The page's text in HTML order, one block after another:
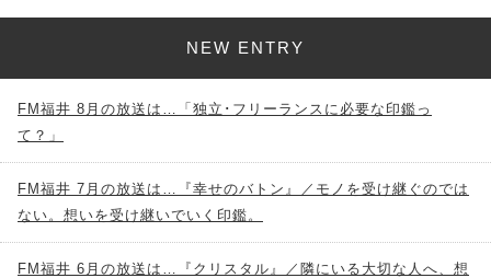
NEW ENTRY
FM福井 8月の放送は…「独立･フリーランスに必要な印鑑っ
て？」
FM福井 7月の放送は…『幸せのバトン』／モノを受け継ぐのでは
ない。想いを受け継いでいく印鑑。
FM福井 6月の放送は…『クリスタル』／隣にいる大切な人へ、想